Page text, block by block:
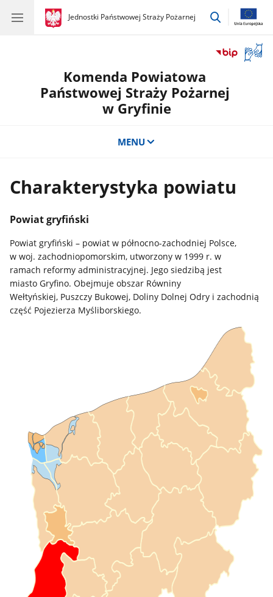
gov.pl
Jednostki Państwowej Straży Pożarnej
gov.pl
Jednostki
przejdź
okno
Komenda Powiatowa
Państwowej Straży Pożarnej
w Gryfinie
MENU
Charakterystyka powiatu
Powiat gryfiński
Powiat gryfiński – powiat w północno-zachodniej Polsce,
w woj. zachodniopomorskim, utworzony w 1999 r. w
ramach reformy administracyjnej. Jego siedzibą jest
miasto Gryfino. Obejmuje obszar Równiny
Wełtyńskiej, Puszczy Bukowej, Doliny Dolnej Odry i zachodnią
część Pojezierza Myśliborskiego.